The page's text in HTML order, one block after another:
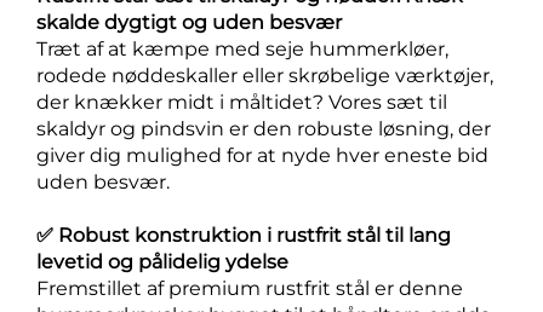
skalde dygtigt og uden besvær
Træt af at kæmpe med seje hummerkløer,
rodede nøddeskaller eller skrøbelige værktøjer,
der knækker midt i måltidet? Vores sæt til
skaldyr og pindsvin er den robuste løsning, der
giver dig mulighed for at nyde hver eneste bid
uden besvær.
✅ Robust konstruktion i rustfrit stål til lang
levetid og pålidelig ydelse
Fremstillet af premium rustfrit stål er denne